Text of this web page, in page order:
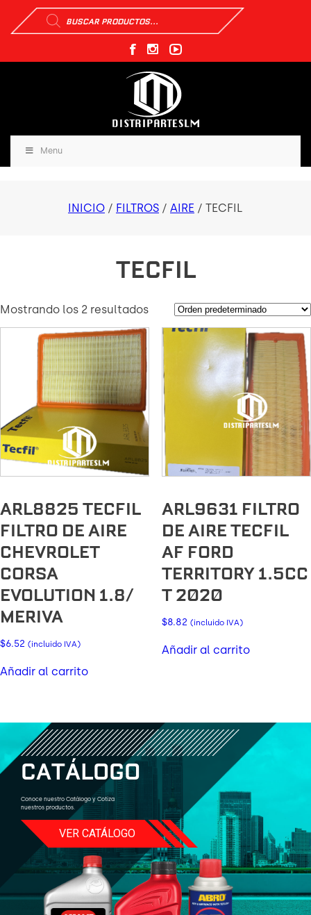
Búsqueda
de
productos
Menu
INICIO / FILTROS / AIRE / TECFIL
TECFIL
Mostrando los 2 resultados
ARL8825 TECFIL
FILTRO DE AIRE
CHEVROLET
CORSA
EVOLUTION 1.8/
MERIVA
$6.52 (incluido IVA)
Añadir al carrito
ARL9631 FILTRO
DE AIRE TECFIL
AF FORD
TERRITORY 1.5CC
T 2020
$8.82 (incluido IVA)
Añadir al carrito
CATÁLOGO
Conoce nuestro Catálogo y Cotiza
nuestros productos.
VER CATÁLOGO